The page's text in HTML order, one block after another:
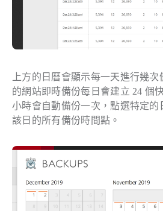
上方的日曆會顯示每一天進行幾次
的網站即時備份每日會建立 24 個
小時會自動備份一次，點選特定的
該日的所有備份時間點。